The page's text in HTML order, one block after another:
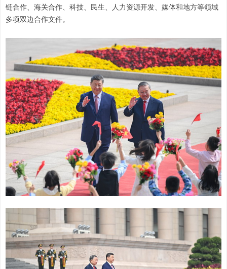
链合作、海关合作、科技、民生、人力资源开发、媒体和地方等领域
多项双边合作文件。